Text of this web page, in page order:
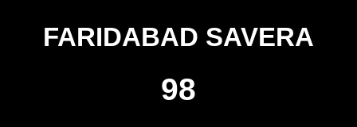
FARIDABAD SAVERA
98